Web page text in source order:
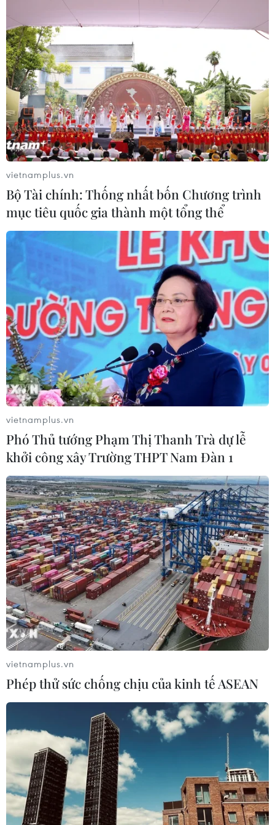
TIN CÙNG CHUYÊN MỤC
Canada áp dụng biện pháp tự vệ tạm
vietnamplus.vn
Bộ Tài chính: Thống nhất bốn Chương trình
mục tiêu quốc gia thành một tổng thể
vietnamplus.vn
Phó Thủ tướng Phạm Thị Thanh Trà dự lễ
khởi công xây Trường THPT Nam Đàn 1
vietnamplus.vn
Phép thử sức chống chịu của kinh tế ASEAN